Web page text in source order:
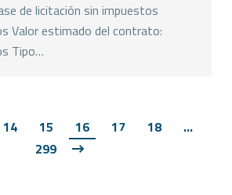
de licitación sin impuestos
Valor estimado del contrato:
Tipo…
14 15 16 17 18
…
299